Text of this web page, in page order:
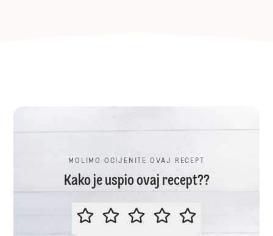
MOLIMO OCIJENITE OVAJ RECEPT
Kako je uspio ovaj recept??
MOLIMO OCIJENITE OVAJ